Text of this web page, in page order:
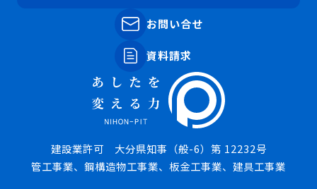
お問い合せ
資料請求
建設業許可 大分県知事（般-6）第 12232号
管工事業、鋼構造物工事業、板金工事業、建具工事業